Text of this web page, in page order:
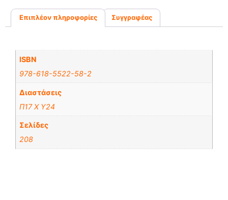
Επιπλέον πληροφορίες Συγγραφέας
ISBN
978-618-5522-58-2
Διαστάσεις
Π17 Χ Υ24
Σελίδες
208